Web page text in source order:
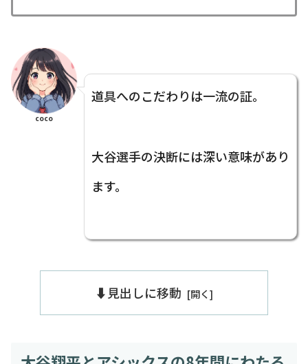
coco
道具へのこだわりは一流の証。
大谷選手の決断には深い意味があり
ます。
⬇️見出しに移動